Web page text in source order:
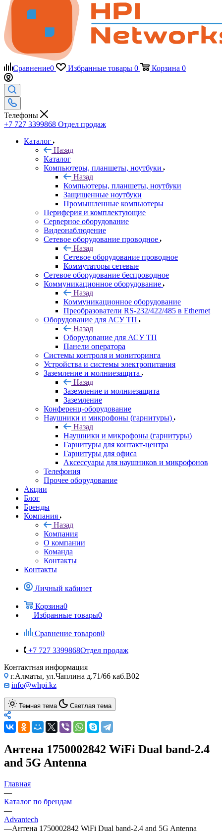
Сравнение0 Избранные товары 0 Корзина 0
Телефоны
+7 727 3399868 Отдел продаж
Каталог
Назад
Каталог
Компьютеры, планшеты, ноутбуки
Назад
Компьютеры, планшеты, ноутбуки
Защищенные ноутбуки
Промышленные компьютеры
Периферия и комплектующие
Серверное оборудование
Видеонаблюдение
Сетевое оборудование проводное
Назад
Сетевое оборудование проводное
Коммутаторы сетевые
Сетевое оборудование беспроводное
Коммуникационное оборудование
Назад
Коммуникационное оборудование
Преобразователи RS-232/422/485 в Ethernet
Оборудование для АСУ ТП
Назад
Оборудование для АСУ ТП
Панели оператора
Системы контроля и мониторинга
Устройства и системы электропитания
Заземление и молниезащита
Назад
Заземление и молниезащита
Заземление
Конференц-оборудование
Наушники и микрофоны (гарнитуры)
Назад
Наушники и микрофоны (гарнитуры)
Гарнитуры для контакт-центра
Гарнитуры для офиса
Аксессуары для наушников и микрофонов
Телефония
Прочее оборудование
Акции
Блог
Бренды
Компания
Назад
Компания
О компании
Команда
Контакты
Контакты
Личный кабинет
Корзина0
Избранные товары0
Сравнение товаров0
+7 727 3399868Отдел продаж
Контактная информация
г.Алматы, ул.Чаплина д.71/66 каб.B02
info@whpi.kz
Темная тема Светлая тема
Антена 1750002842 WiFi Dual band-2.4
and 5G Antenna
Главная
—
Каталог по брендам
—
Advantech
—Антена 1750002842 WiFi Dual band-2.4 and 5G Antenna